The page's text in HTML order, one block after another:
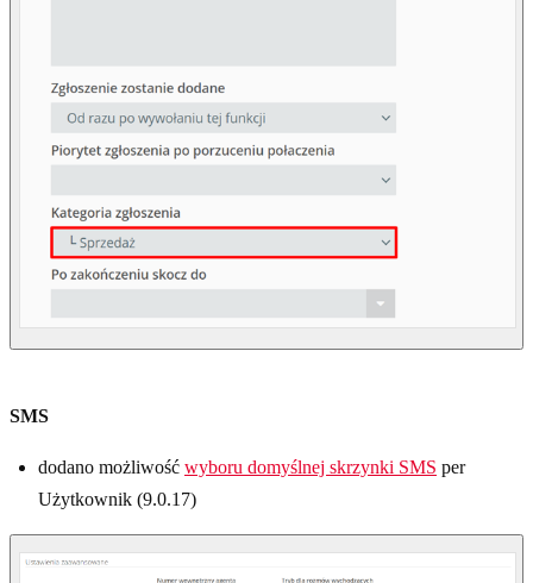
SMS
dodano możliwość wyboru domyślnej skrzynki SMS per
Użytkownik (9.0.17)